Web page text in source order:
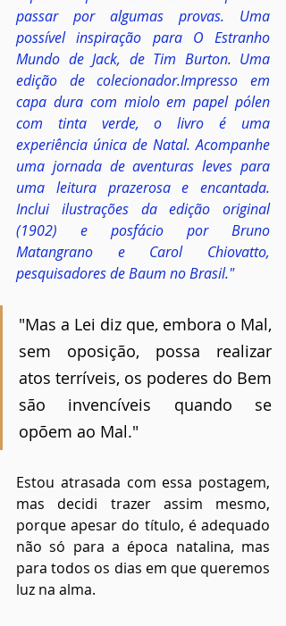
passar por algumas provas. Uma
possível inspiração para O Estranho
Mundo de Jack, de Tim Burton. Uma
edição de colecionador.Impresso em
capa dura com miolo em papel pólen
com tinta verde, o livro é uma
experiência única de Natal. Acompanhe
uma jornada de aventuras leves para
uma leitura prazerosa e encantada.
Inclui ilustrações da edição original
(1902) e posfácio por Bruno
Matangrano e Carol Chiovatto,
pesquisadores de Baum no Brasil."
"Mas a Lei diz que, embora o Mal,
sem oposição, possa realizar
atos terríveis, os poderes do Bem
são invencíveis quando se
opõem ao Mal."
Estou atrasada com essa postagem,
mas decidi trazer assim mesmo,
porque apesar do título, é adequado
não só para a época natalina, mas
para todos os dias em que queremos
luz na alma.